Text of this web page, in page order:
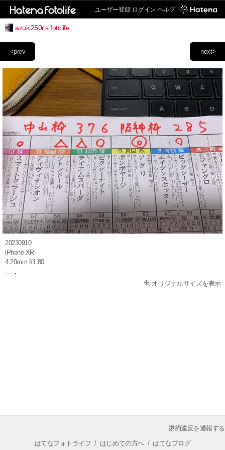
ユーザー登録 ログイン ヘルプ
azuki250r's fotolife
next>
<prev
20230910
iPhone XR
4.20mm f/1.80
オリジナルサイズを表示
規約違反を通報する
はてなフォトライフ / はじめての方へ/ はてなブログ